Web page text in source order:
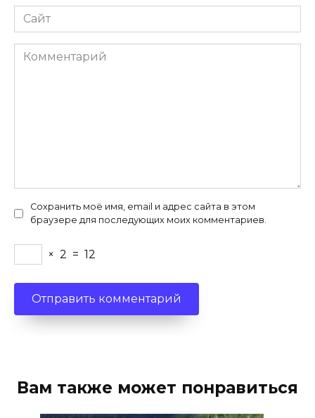
Сайт
Комментарий
Сохранить моё имя, email и адрес сайта в этом
браузере для последующих моих комментариев.
× 2 = 12
Вам также может понравиться